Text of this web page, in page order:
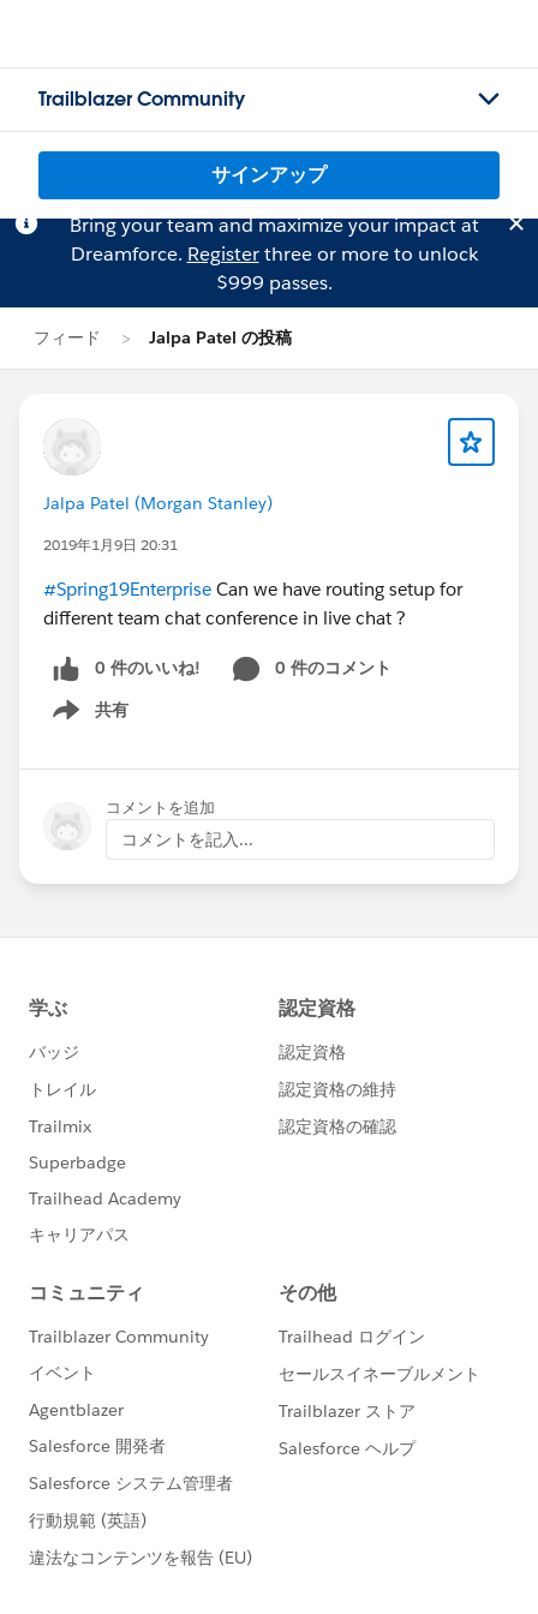
Trailblazer Community
サインアップ
Bring your team and maximize your impact at
Dreamforce. Registerthree or more to unlock
$999 passes.
フィード Jalpa Patel の投稿
Jalpa Patel (Morgan Stanley)
2019年1月9日 20:31
#Spring19Enterprise Can we have routing setup for
different team chat conference in live chat ?
0 件のいいね!
0 件のコメント
共有
Show menu
コメントを追加
コメントを記入...